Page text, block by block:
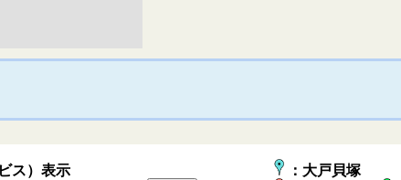
ス）表示
：大戸貝塚